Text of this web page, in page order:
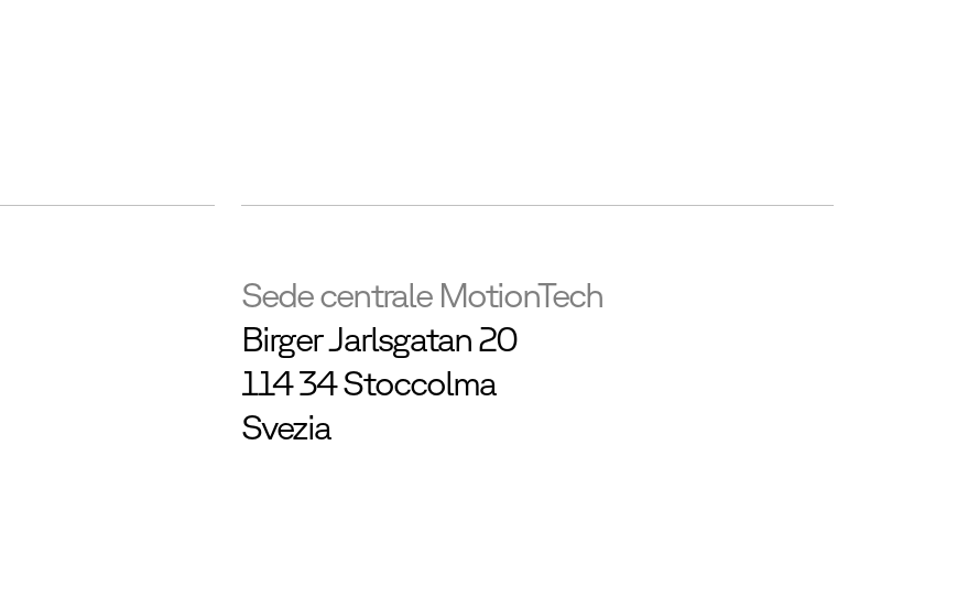
Sede centrale MotionTech
Birger Jarlsgatan 20
114 34 Stoccolma
Svezia